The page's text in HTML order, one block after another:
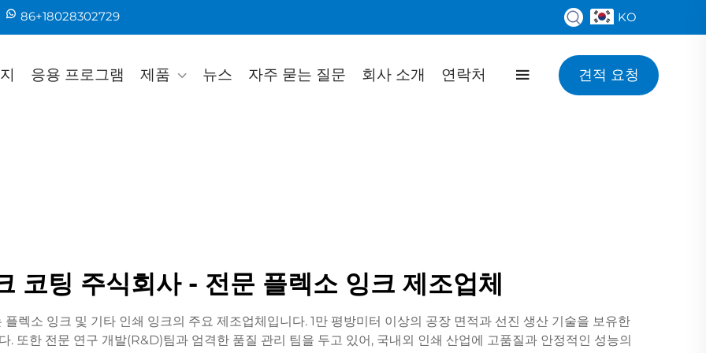
86+18028302729 KO
응용 프로그램 제품 뉴스 자주 묻는 질문 회사 소개 연락처 견적 요청
코팅 주식회사 - 전문 플렉소 잉크 제조업체
렉소 잉크 및 기타 인쇄 잉크의 주요 제조업체입니다. 1만 평방미터 이상의 공장 면적과 선진 생산 기술을 보유한
. 또한 전문 연구 개발(R&D)팀과 엄격한 품질 관리 팀을 두고 있어, 국내외 인쇄 산업에 고품질과 안정적인 성능의